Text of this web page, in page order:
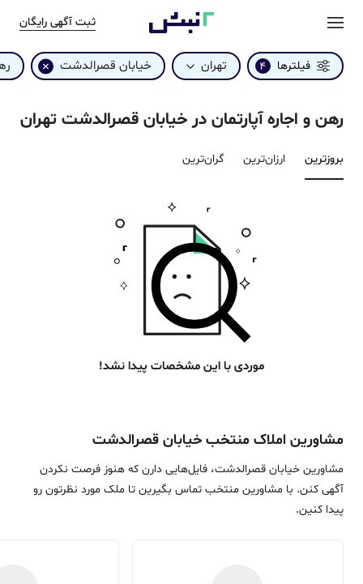
ثبت آگهی رایگان
فیلترها 4 تهران خیابان قصرالدشت
رهن و اجاره آپارتمان در خیابان قصرالدشت تهران
بروزترین‌ ارزان‌ترین گران‌ترین
موردی با این مشخصات پیدا نشد!
مشاورین املاک منتخب خیابان قصرالدشت
مشاورین خیابان قصرالدشت، فایل‌هایی دارن که هنوز فرصت نکردن
آگهی کنن. با مشاورین منتخب تماس بگیرین تا ملک مورد نظرتون رو
پیدا کنین.